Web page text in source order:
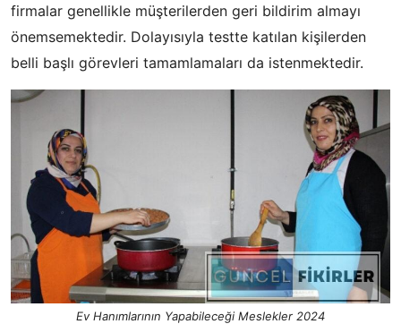
firmalar genellikle müşterilerden geri bildirim almayı
önemsemektedir. Dolayısıyla testte katılan kişilerden
belli başlı görevleri tamamlamaları da istenmektedir.
Ev Hanımlarının Yapabileceği Meslekler 2024